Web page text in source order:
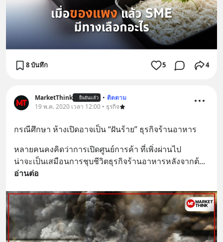
8 บันทึก 5 4
MarketThink ยืนยันแล้ว • ติดตาม
19 พ.ค. 2020 เวลา 12:00 • ธุรกิจ
กรณีศึกษา ห้างเปิดอาจเป็น “ฝันร้าย” ธุรกิจร้านอาหาร
หลายคนคงคิดว่าการเปิดศูนย์การค้า ที่เพิ่งผ่านไป
น่าจะเป็นเสมือนการชุบชีวิตธุรกิจร้านอาหารหลังจากต้
อ่านต่อ